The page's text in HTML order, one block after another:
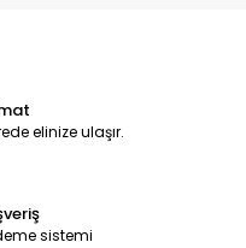
elinize ulaşır.
sistemi